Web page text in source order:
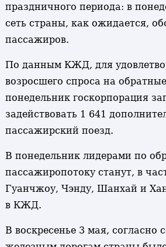
праздничного периода: в
сеть страны, как ожидается,
пассажиров.
По данным КЖД, для
возросшего спроса на
понедельник госкорпорация
задействовать 1 641
пассажирский поезд.
В понедельник лидерами по
пассажиропотоку станут, в
Гуанчжоу, Чэнду, Шанхай и
в КЖД.
В воскресенье 3 мая, согласно